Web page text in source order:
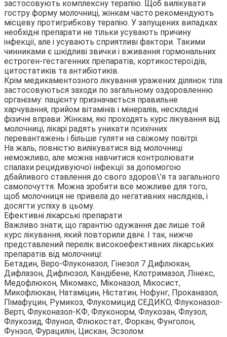
застосовують комплексну терапію. Щоб вилікувати
гостру форму молочниці, жінкам часто рекомендують
місцеву протигрибкову терапію. У запущених випадках
необхідні препарати не тільки усувають причину
інфекції, але і усувають сприятливі фактори. Такими
чинниками є шкідливі звички і вживання гормональних
естроген-гестагенних препаратів, кортикостероїдів,
цитостатиків та антибіотиків.
Крім медикаментозного лікування уражених ділянок тіла
застосовуються заходи по загальному оздоровленню
організму: пацієнту призначається правильне
харчування, прийом вітамінів і мінералів, нескладні
фізичні вправи. Жінкам, які проходять курс лікування від
молочниці, лікарі радять уникати психічних
перевантажень і більше гуляти на свіжому повітрі.
На жаль, повністю вилікуватися від молочниці
неможливо, але можна навчитися контролювати
спалахи рецидивуючої інфекції за допомогою
дбайливого ставлення до свого здоров\’я та загального
самопочуття. Можна зробити все можливе для того,
щоб молочниця не привела до негативних наслідків, і
досягти успіху в цьому.
Ефективні лікарські препарати
Важливо знати, що гарантію одужання дає лише той
курс лікування, який повторили двічі. І так, нижче
представлений перелік високоефективних лікарських
препаратів від молочниці:
Бетадин, Веро-Флуконазол, Гінезол 7 Дифлюкан,
Дифлазон, Дифлюзол, Кандібене, Клотримазол, Лінекс,
Медофлюкон, Мікомакс, Міконазол, Мікосист,
Микофлюкан, Натаміцин, Ністатин, Нофунг, Проканазол,
Пімафуцин, Румикоз, Флукомицид СЕДИКО, Флуконазол-
Верті, Флуконазол-КФ, Флуконорм, Флукозан, Флузол,
Флукозид, Флунол, Флюкостат, Форкан, Фунголон,
Фунзол, Фурацилін, Цискан, Эсзолом.